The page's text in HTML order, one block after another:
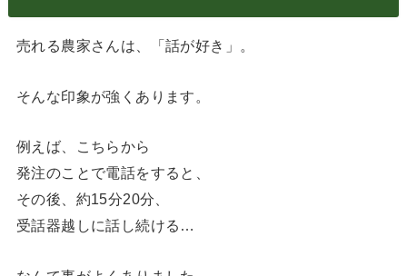
売れる農家さんは、「話が好き」。
そんな印象が強くあります。
例えば、こちらから
発注のことで電話をすると、
その後、約15分20分、
受話器越しに話し続ける…